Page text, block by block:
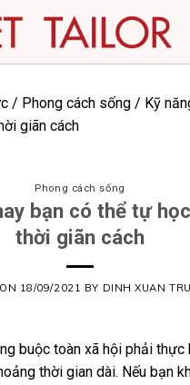
/ Phong cách sống / Kỹ
giãn cách
Phong cách sống
bạn có thể tự
thời giãn cách
18/09/2021 BY DINH XUAN
buộc toàn xã hội phải thực
thời gian dài. Nếu bạn